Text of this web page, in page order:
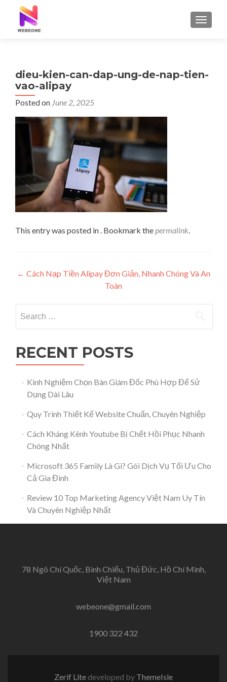
dieu-kien-can-dap-ung-de-nap-tien-
vao-alipay
Posted on June 2, 2025
This entry was posted in . Bookmark thepermalink.
Post navigation
← Cách Nạp Tiền Alipay Đơn Giản, Nhanh Chóng Và An
Toàn
RECENT POSTS
Kinh Nghiệm Chọn Bàn Giám Đốc Phù Hợp Để Sử
Dụng Dài Lâu
Quy Trình Thiết Kế Website Chuẩn, Chuyên Nghiệp
Cách Kháng Kênh Youtube Bị Chết Hồi Phục Nhanh
Chóng Nhất
Microsoft 365 Family Là Gì? Gói Dịch Vụ Tối Ưu Cho
Cả Gia Đình
Review 10 Top Marketing Agency Việt Nam Uy Tín
Và Chuyên Nghiệp Nhất
78 Ngô Chí Quốc, Bình Chiểu, Thủ Đức, Hồ Chí Minh,
Việt Nam
webeone@gmail.com
1900 322 432
Zerif Lite developed by ThemeIsle